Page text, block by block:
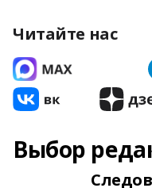
Читайте нас
Выбор